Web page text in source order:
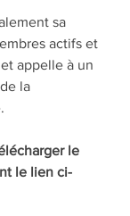
sa
actifs et
appelle à un
la
le
le lien ci-